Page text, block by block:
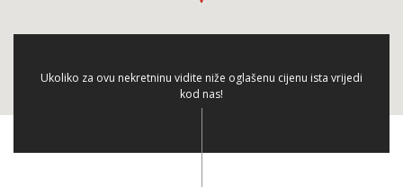
Ukoliko za ovu nekretninu vidite niže oglašenu cijenu ista vrijedi
kod nas!